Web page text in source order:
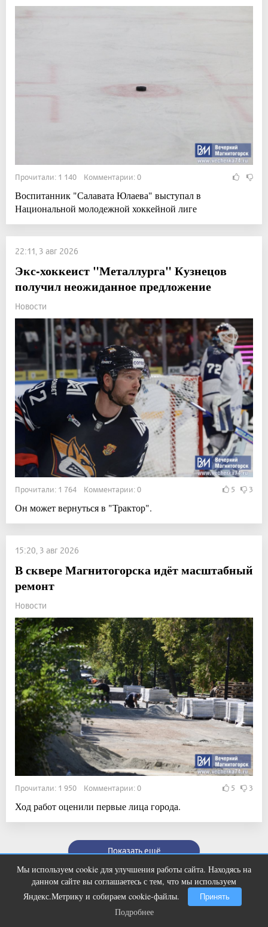
Прочитали: 1 140 Комментарии: 0
Воспитанник "Салавата Юлаева" выступал в
Национальной молодежной хоккейной лиге
22:11, 3 авг 2026
Экс-хоккеист "Металлурга" Кузнецов
получил неожиданное предложение
Новости
Прочитали: 1 764 Комментарии: 0 5 3
Он может вернуться в "Трактор".
15:20, 3 авг 2026
В сквере Магнитогорска идёт масштабный
ремонт
Новости
Прочитали: 1 950 Комментарии: 0 5 3
Ход работ оценили первые лица города.
Показать ещё
Мы используем cookie для улучшения работы сайта. Находясь на
данном сайте вы соглашаетесь с тем, что мы используем
Яндекс.Метрику и собираем cookie-файлы.
Принять
Подробнее
Ржу не переставая, это видео
пересмотришь не раз
Подробнее